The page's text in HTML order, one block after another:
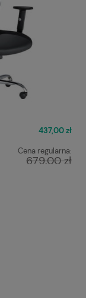
437,00 zł
Cena regularna:
679,00 zł